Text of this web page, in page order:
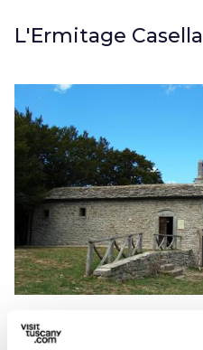
L'Ermitage Casella